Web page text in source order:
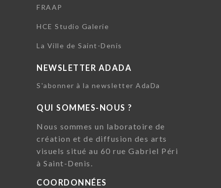
FRAAP
HCE Studio Galerie
La Ville de Saint-Denis
NEWSLETTER ADADA
S'abonner à la newsletter AdaDa
QUI SOMMES-NOUS ?
Nous sommes un laboratoire de
création et de diffusion des arts
visuels situé au 60 rue Gabriel Péri
à Saint-Denis.
COORDONNÉES